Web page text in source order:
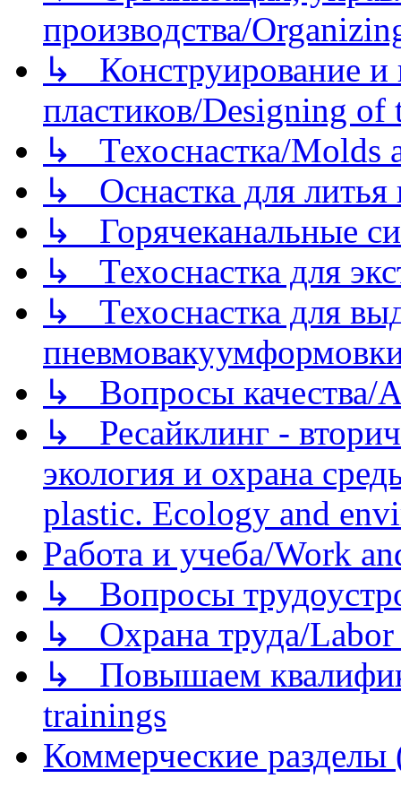
производства/
↳ Конструирование и
пластиков/Designing of
↳ Техоснастка/Molds
↳ Оснастка для литья
↳ Горячеканальные
↳ Техоснастка для
↳ Техоснастка для
↳ Вопросы качества/
↳ Ресайклинг -
экология и охрана
plastic. Ecology and
Работа и учеба/Work
↳ Вопросы
↳ Охрана труда/Labor
↳ Повышаем
trainings
Коммерческие